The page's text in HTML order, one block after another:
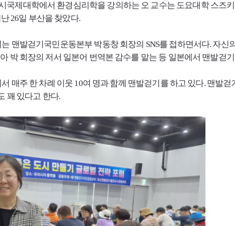
국제대학에서 환경심리학을 강의하는 오 교수는 도요대학 스즈
26일 부산을 찾았다.
맨발걷기국민운동본부 박동창 회장의 SNS를 접하면서다. 자신의
박 회장의 저서 일본어 번역본 감수를 맡는 등 일본에서 맨발걷
매주 한 차례 이웃 10여 명과 함께 맨발걷기를 하고 있다. 맨발
꽤 있다고 한다.